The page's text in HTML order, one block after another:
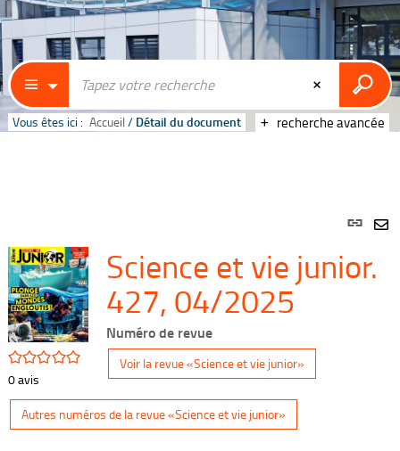
recherche avancée
Vous êtes ici : Accueil / Détail du document
Lien
/5
0avis
Science et vie junior.
427, 04/2025
Numéro de revue
Voir la revue «Science et vie junior»
Autres numéros de la revue «Science et vie junior»